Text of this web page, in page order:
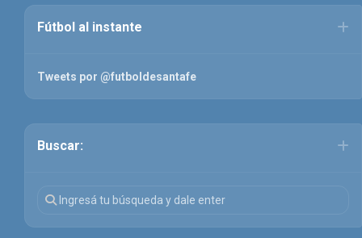
Fútbol al instante
Tweets por @futboldesantafe
Buscar: